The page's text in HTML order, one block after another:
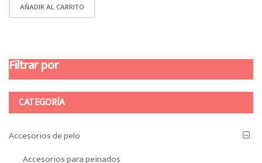
AÑADIR AL CARRITO
Filtrar por
CATEGORÍA
Accesorios de pelo
Accesorios para peinados